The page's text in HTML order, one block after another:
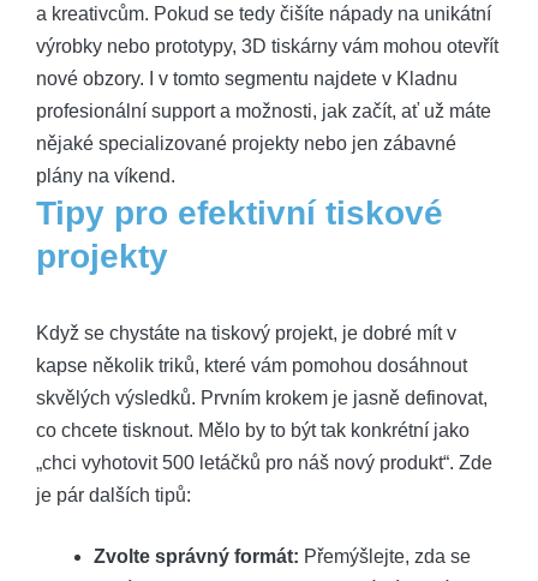
a kreativcům. Pokud se tedy čišíte nápady na unikátní
výrobky nebo prototypy, 3D tiskárny vám mohou otevřít
nové obzory. I v tomto segmentu najdete v Kladnu
profesionální support a možnosti, jak začít, ať už máte
nějaké specializované projekty nebo jen zábavné
plány na víkend.
Tipy pro efektivní tiskové
projekty
Když se chystáte na tiskový projekt, je dobré mít v
kapse několik triků, které vám pomohou dosáhnout
skvělých výsledků. Prvním krokem je jasně definovat,
co chcete tisknout. Mělo by to být tak konkrétní jako
„chci vyhotovit 500 letáčků pro náš nový produkt“. Zde
je pár dalších tipů:
Zvolte správný formát: Přemýšlejte, zda se